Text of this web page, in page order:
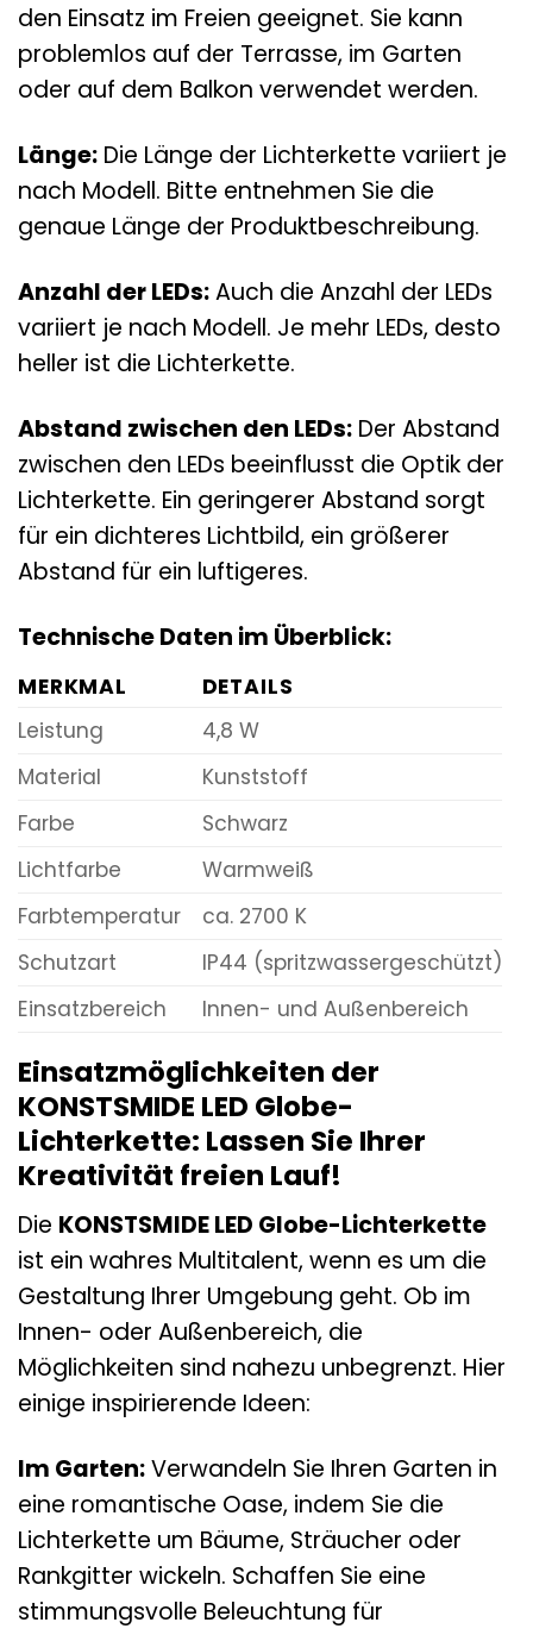
den Einsatz im Freien geeignet. Sie kann
problemlos auf der Terrasse, im Garten
oder auf dem Balkon verwendet werden.
Länge: Die Länge der Lichterkette variiert je
nach Modell. Bitte entnehmen Sie die
genaue Länge der Produktbeschreibung.
Anzahl der LEDs:Auch die Anzahl der LEDs
variiert je nach Modell. Je mehr LEDs, desto
heller ist die Lichterkette.
Abstand zwischen den LEDs: Der Abstand
zwischen den LEDs beeinflusst die Optik der
Lichterkette. Ein geringerer Abstand sorgt
für ein dichteres Lichtbild, ein größerer
Abstand für ein luftigeres.
Technische Daten im Überblick:
MERKMAL
DETAILS
Leistung
4,8 W
Material
Kunststoff
Farbe
Schwarz
Lichtfarbe
Warmweiß
Farbtemperatur
ca. 2700 K
Schutzart
IP44 (spritzwassergeschützt)
Einsatzbereich
Innen- und Außenbereich
Einsatzmöglichkeiten der
KONSTSMIDE LED Globe-
Lichterkette: Lassen Sie Ihrer
Kreativität freien Lauf!
Die KONSTSMIDE LED Globe-Lichterkette
ist ein wahres Multitalent, wenn es um die
Gestaltung Ihrer Umgebung geht. Ob im
Innen- oder Außenbereich, die
Möglichkeiten sind nahezu unbegrenzt. Hier
einige inspirierende Ideen:
Im Garten:Verwandeln Sie Ihren Garten in
eine romantische Oase, indem Sie die
Lichterkette um Bäume, Sträucher oder
Rankgitter wickeln. Schaffen Sie eine
stimmungsvolle Beleuchtung für